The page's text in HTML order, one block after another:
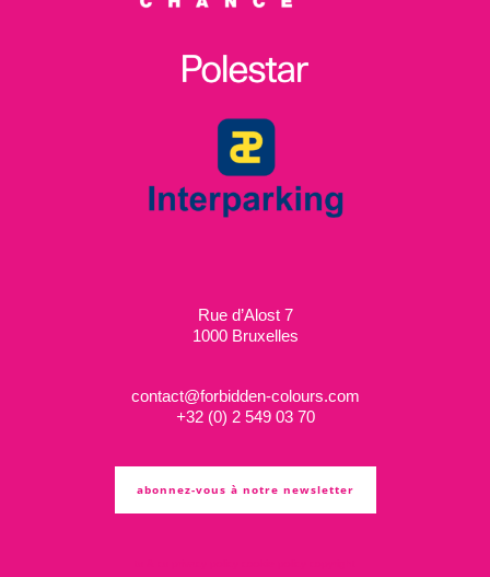
Rue d’Alost 7
1000 Bruxelles
contact@forbidden-colours.com
+32 (0) 2 549 03 70
abonnez-vous à notre newsletter